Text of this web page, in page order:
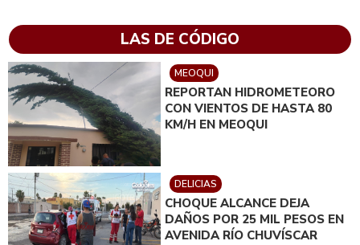
LAS DE CÓDIGO
MEOQUI
REPORTAN HIDROMETEORO
CON VIENTOS DE HASTA 80
KM/H EN MEOQUI
DELICIAS
CHOQUE ALCANCE DEJA
DAÑOS POR 25 MIL PESOS EN
AVENIDA RÍO CHUVÍSCAR